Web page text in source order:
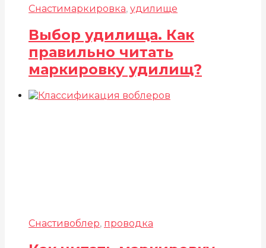
Снастимаркировка, удилище
Выбор удилища. Как
правильно читать
маркировку удилищ?
Снастивоблер, проводка